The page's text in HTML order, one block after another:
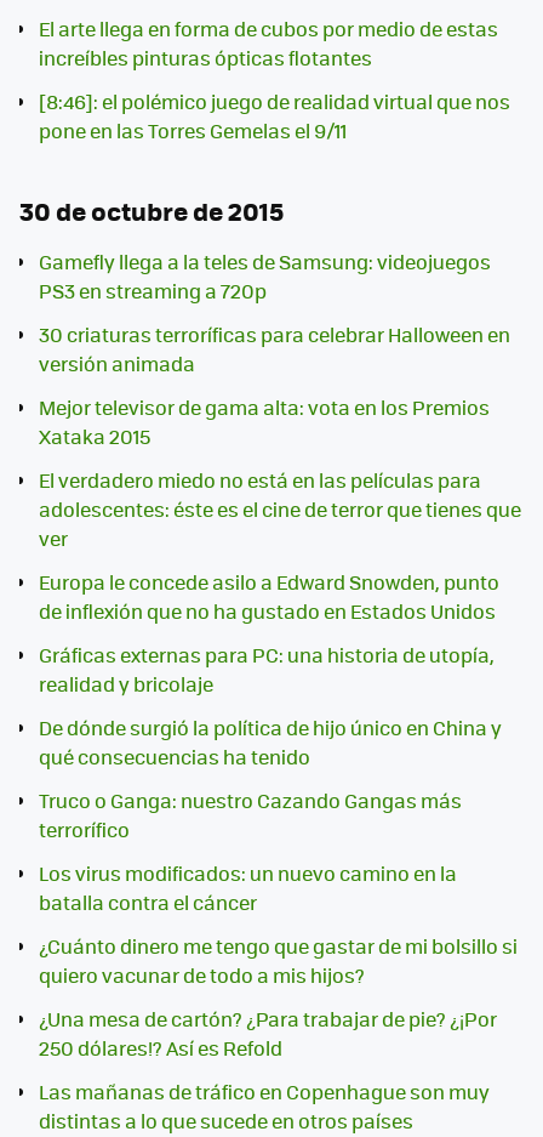
El arte llega en forma de cubos por medio de estas
increíbles pinturas ópticas flotantes
[8:46]: el polémico juego de realidad virtual que nos
pone en las Torres Gemelas el 9/11
30 de octubre de 2015
Gamefly llega a la teles de Samsung: videojuegos
PS3 en streaming a 720p
30 criaturas terroríficas para celebrar Halloween en
versión animada
Mejor televisor de gama alta: vota en los Premios
Xataka 2015
El verdadero miedo no está en las películas para
adolescentes: éste es el cine de terror que tienes que
ver
Europa le concede asilo a Edward Snowden, punto
de inflexión que no ha gustado en Estados Unidos
Gráficas externas para PC: una historia de utopía,
realidad y bricolaje
De dónde surgió la política de hijo único en China y
qué consecuencias ha tenido
Truco o Ganga: nuestro Cazando Gangas más
terrorífico
Los virus modificados: un nuevo camino en la
batalla contra el cáncer
¿Cuánto dinero me tengo que gastar de mi bolsillo si
quiero vacunar de todo a mis hijos?
¿Una mesa de cartón? ¿Para trabajar de pie? ¿¡Por
250 dólares!? Así es Refold
Las mañanas de tráfico en Copenhague son muy
distintas a lo que sucede en otros países